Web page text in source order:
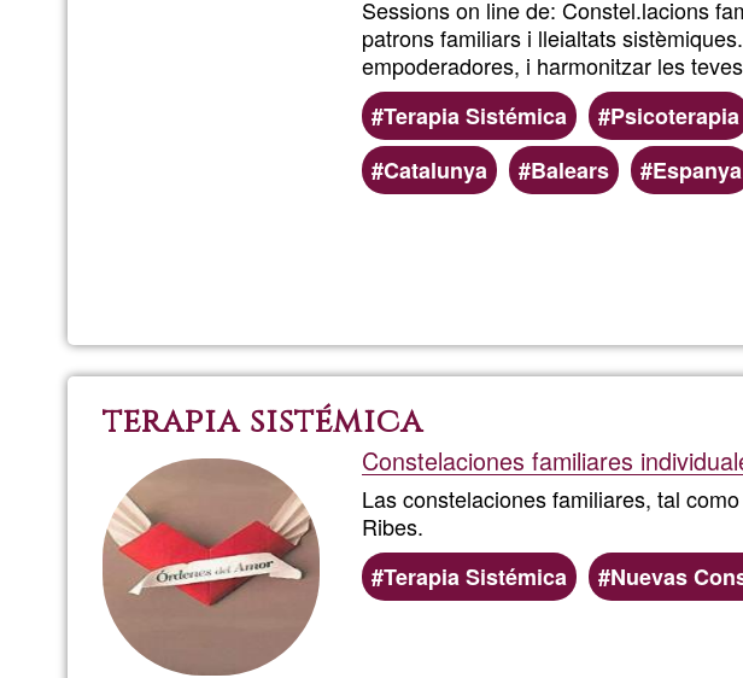
Sessions on line de: Constel.lacions
patrons familiars i lleialtats sistèmiques.
empoderadores, i harmonitzar les
Terapia Sistémica
Psicoterapia
Catalunya
Balears Espanya
terapia sistémica
Constelaciones familiares
Las constelaciones familiares, tal
Ribes.
Terapia Sistémica
Nuevas